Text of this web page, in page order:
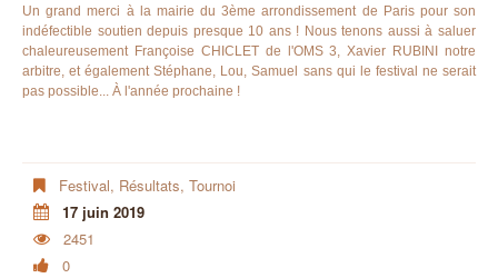
Un grand merci à la mairie du 3ème arrondissement de Paris pour son
indéfectible soutien depuis presque 10 ans ! Nous tenons aussi à saluer
chaleureusement Françoise CHICLET de l'OMS 3, Xavier RUBINI notre
arbitre, et également Stéphane, Lou, Samuel sans qui le festival ne serait
pas possible... À l'année prochaine !
Festival, Résultats, Tournoi
17 juin 2019
2451
0